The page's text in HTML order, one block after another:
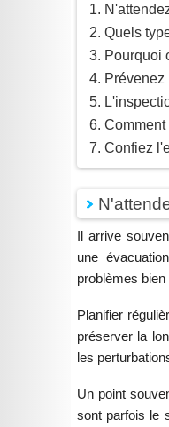
Quels
Pourquoi
Confiez
Il arrive
une
problèmes
Planifier
préserver la
les
Un point
sont parfois le